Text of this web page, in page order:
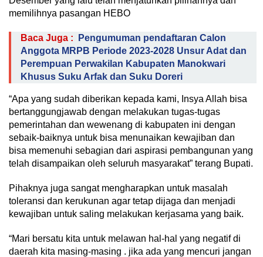
memilihnya pasangan HEBO
Baca Juga :
Pengumuman pendaftaran Calon
Anggota MRPB Periode 2023-2028 Unsur Adat dan
Perempuan Perwakilan Kabupaten Manokwari
Khusus Suku Arfak dan Suku Doreri
“Apa yang sudah diberikan kepada kami, Insya Allah bisa
bertanggungjawab dengan melakukan tugas-tugas
pemerintahan dan wewenang di kabupaten ini dengan
sebaik-baiknya untuk bisa menunaikan kewajiban dan
bisa memenuhi sebagian dari aspirasi pembangunan yang
telah disampaikan oleh seluruh masyarakat” terang Bupati.
Pihaknya juga sangat mengharapkan untuk masalah
toleransi dan kerukunan agar tetap dijaga dan menjadi
kewajiban untuk saling melakukan kerjasama yang baik.
“Mari bersatu kita untuk melawan hal-hal yang negatif di
daerah kita masing-masing . jika ada yang mencuri jangan